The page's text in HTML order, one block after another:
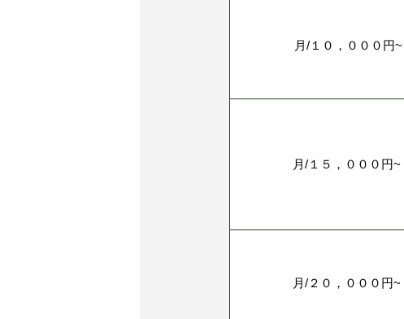
月/１０，０００円~
月/１５，０００円~
月/２０，０００円~